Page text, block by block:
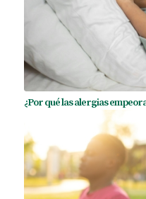
¿Por qué las alergias